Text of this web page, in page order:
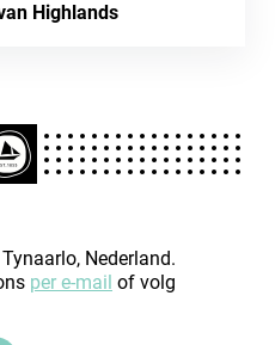
Highlands
Nederland.
per e-mail of volg